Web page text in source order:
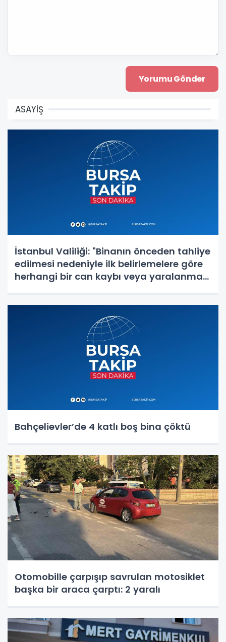
ASAYİŞ
İstanbul Valiliği: "Binanın önceden tahliye
edilmesi nedeniyle ilk belirlemelere göre
herhangi bir can kaybı veya yaralanma
Bahçelievler’de 4 katlı boş bina çöktü
Otomobille çarpışıp savrulan motosiklet
başka bir araca çarptı: 2 yaralı